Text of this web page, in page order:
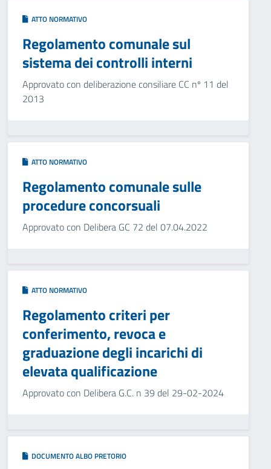
ATTO NORMATIVO
Regolamento comunale sul
sistema dei controlli interni
Approvato con deliberazione consiliare CC nº 11 del
2013
ATTO NORMATIVO
Regolamento comunale sulle
procedure concorsuali
Approvato con Delibera GC 72 del 07.04.2022
ATTO NORMATIVO
Regolamento criteri per
conferimento, revoca e
graduazione degli incarichi di
elevata qualificazione
Approvato con Delibera G.C. n 39 del 29-02-2024
DOCUMENTO ALBO PRETORIO